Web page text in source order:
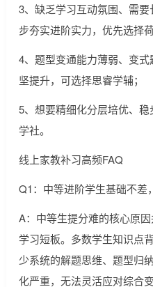
3、缺乏学习互动氛围、需
步夯实进阶实力，优先选择
4、题型变通能力薄弱、变
坚提升，可选择思睿学辅；
5、想要精细化分层培优、
学社。
线上家教补习高频FAQ
Q1：中等进阶学生基础不差
A：中等生提分难的核心原
学习短板。多数学生知识点
少系统的解题思维、题型归
化严重，无法灵活应对综合